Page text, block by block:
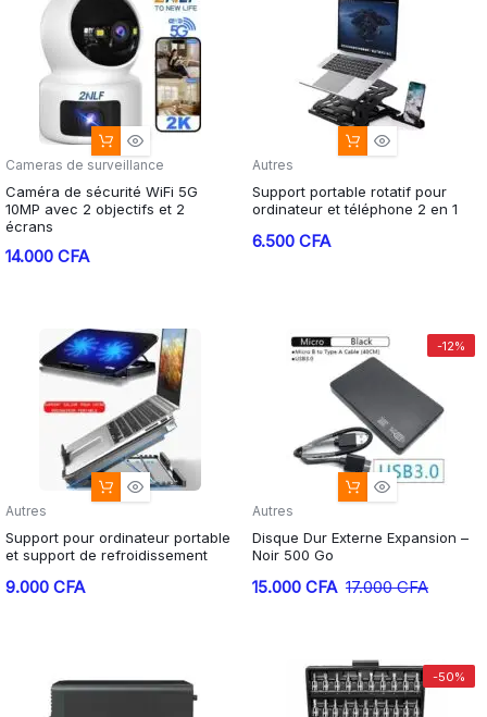
12.000 CFA.
9.000 CFA.
Cameras de surveillance
Caméra de sécurité WiFi 5G
10MP avec 2 objectifs et 2
écrans
14.000 CFA
Autres
Support portable rotatif pour
ordinateur et téléphone 2 en 1
6.500 CFA
Autres
Support pour ordinateur portable
et support de refroidissement
9.000 CFA
-12%
Autres
Disque Dur Externe Expansion –
Noir 500 Go
17.000CFA
Le
17.000 CFA.
15.000 CFA
Le
15.000 CFA.
-50%